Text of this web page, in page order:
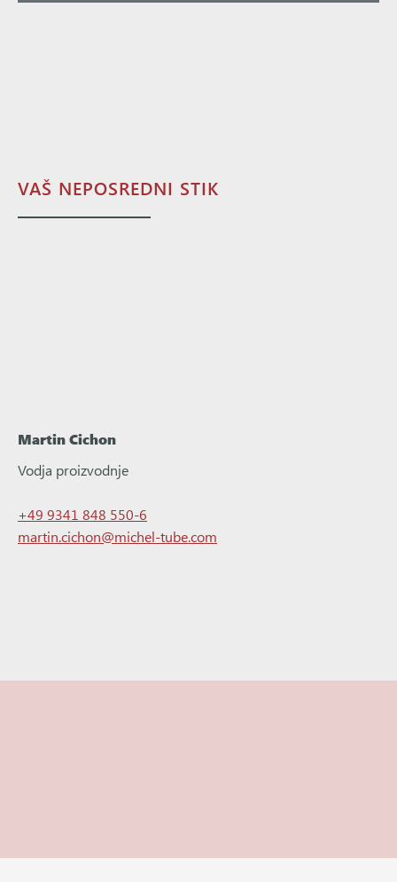
VAŠ NEPOSREDNI STIK
Martin Cichon
Vodja proizvodnje
+49 9341 848 550-6
martin.cichon@michel-tube.com‍